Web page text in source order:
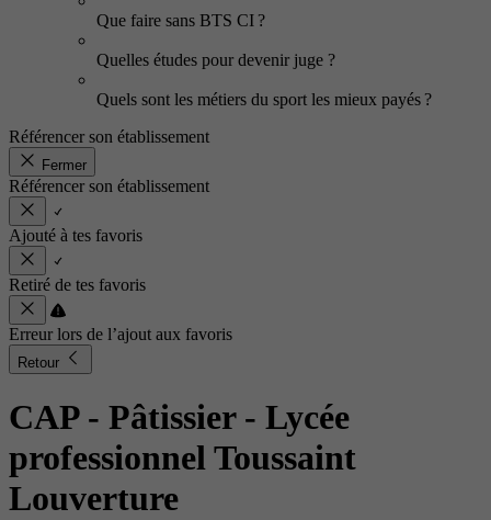
Que faire sans BTS CI ?
Quelles études pour devenir juge ?
Quels sont les métiers du sport les mieux payés ?
Référencer son établissement
Fermer
Référencer son établissement
Ajouté à tes favoris
Retiré de tes favoris
Erreur lors de l’ajout aux favoris
Retour
CAP - Pâtissier - Lycée
professionnel Toussaint
Louverture